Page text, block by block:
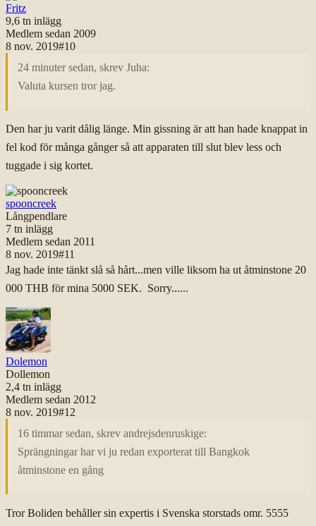
Fritz
9,6 tn inlägg
Medlem sedan 2009
8 nov. 2019#10
24 minuter sedan, skrev Juha:
Valuta kursen tror jag.
Den har ju varit dålig länge. Min gissning är att han hade knappat in
fel kod för många gånger så att apparaten till slut blev less och
tuggade i sig kortet.
spooncreek
Långpendlare
7 tn inlägg
Medlem sedan 2011
8 nov. 2019#11
Jag hade inte tänkt slå så hårt...men ville liksom ha ut åtminstone 20
000 THB för mina 5000 SEK. Sorry......
Dolemon
Dollemon
2,4 tn inlägg
Medlem sedan 2012
8 nov. 2019#12
16 timmar sedan, skrev andrejsdenruskige:
Sprängningar har vi ju redan exporterat till Bangkok
åtminstone en gång
Tror Boliden behåller sin expertis i Svenska storstads omr. 5555